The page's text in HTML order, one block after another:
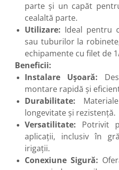
parte și un capăt
cealaltă parte.
Utilizare: Ideal pentru
sau tuburilor la
echipamente cu filet de
Beneficii:
Instalare Ușoară:
montare rapidă și
Durabilitate:
longevitate și rezistență.
Versatilitate: Potrivit
aplicații, inclusiv în
irigații.
Conexiune Sigură: